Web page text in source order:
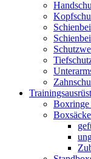
Boxringe
Boxsäcke